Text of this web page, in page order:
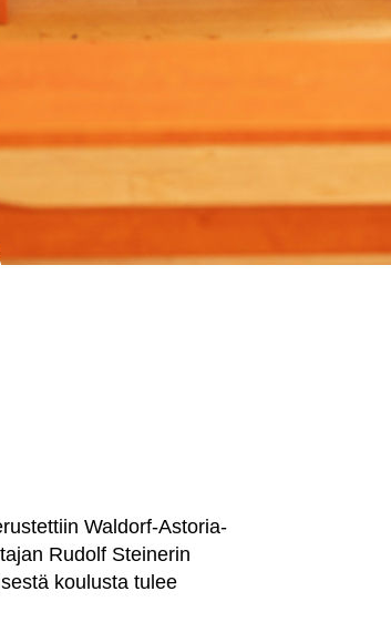
Waldorf-Astoria-
Rudolf Steinerin
koulusta tulee